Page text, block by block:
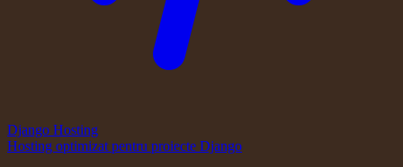
Django Hosting
Hosting optimizat pentru proiecte Django